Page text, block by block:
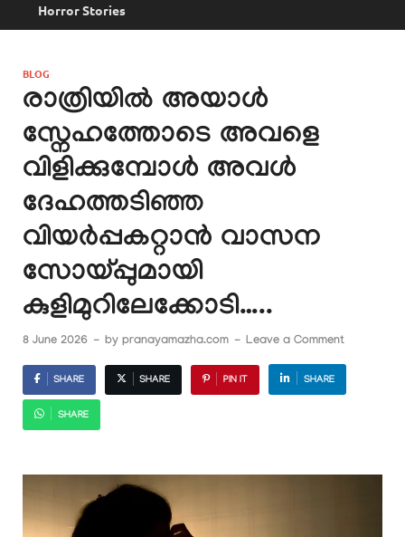
Horror Stories
BLOG
രാത്രിയിൽ അയാൾ
സ്നേഹത്തോടെ അവളെ
വിളിക്കുമ്പോൾ അവൾ
ദേഹത്തടിഞ്ഞ
വിയർപ്പകറ്റാൻ വാസന
സോയ്പ്പുമായി
കുളിമുറിലേക്കോടി…..
8 June 2026 - by pranayamazha.com - Leave a Comment
SHARE SHARE PIN IT SHARE
SHARE